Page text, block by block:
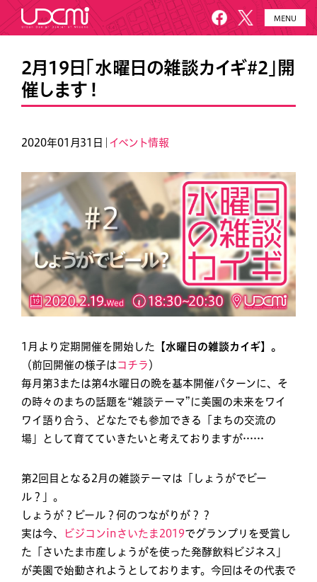
MENU
HOME UDCMiとは
施設概要
2月19日「水曜日の雑談カイギ#2」開
催します！
2020年01月31日｜ イベント情報
1月より定期開催を開始した 【水曜日の雑談カイギ】。
（前回開催の様子は コチラ ）
毎月第3または第4水曜日の晩を基本開催パターンに、そ
の時々のまちの話題を“雑談テーマ”に美園の未来をワイ
ワイ語り合う、どなたでも参加できる「まちの交流の
場」として育てていきたいと考えておりますが……
第2回目となる2月の雑談テーマは「しょうがでビー
ル？」。
しょうが？ビール？何のつながりが？？
実は今、
ビジコンinさいたま2019でグランプリを受賞し
た「さいたま市産しょうがを使った発酵飲料ビジネス」
が美園で始動されようとしております。今回はその代表で